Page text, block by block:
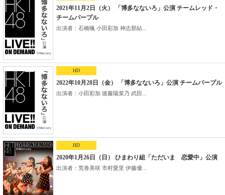
2021年11月2日（火） 「博多なないろ」公演 チームレッド・
チームパープル
出演者：石橋颯 小田彩加 神志那結...
HD
2022年10月28日（金） 「博多なないろ」公演 チームパープル
出演者：小田彩加 後藤陽菜乃 武田...
HD
2020年1月26日（日） ひまわり組「ただいま 恋愛中」公演
出演者：荒巻美咲 市村愛里 伊藤優...